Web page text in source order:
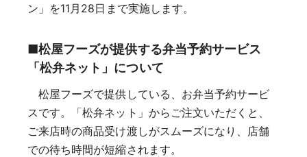
ン」を11月28日まで実施します。
■松屋フーズが提供する弁当予約サービス
「松弁ネット」について
松屋フーズで提供している、お弁当予約サービ
スです。「松弁ネット」からご注文いただくと、
ご来店時の商品受け渡しがスムーズになり、店舗
での待ち時間が短縮されます。